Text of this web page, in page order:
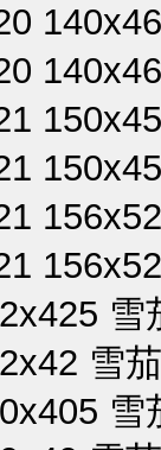
雪
雪
雪